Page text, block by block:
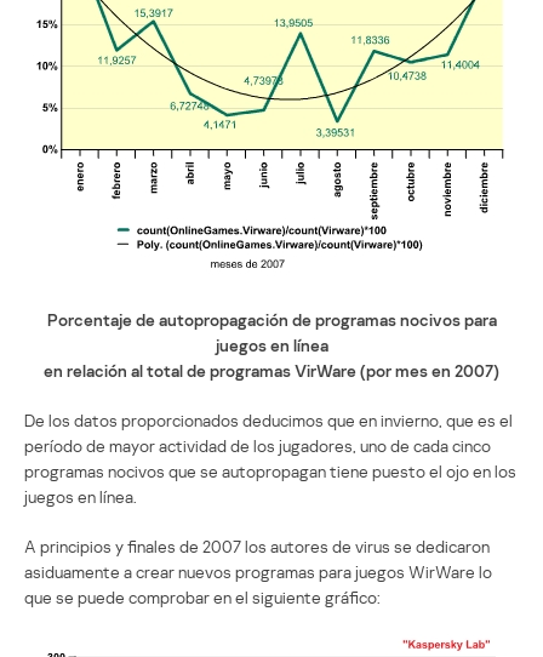
Porcentaje de autopropagación de programas nocivos para
juegos en línea
en relación al total de programas VirWare (por mes en 2007)
De los datos proporcionados deducimos que en invierno, que es el
período de mayor actividad de los jugadores, uno de cada cinco
programas nocivos que se autopropagan tiene puesto el ojo en los
juegos en línea.
A principios y finales de 2007 los autores de virus se dedicaron
asiduamente a crear nuevos programas para juegos WirWare lo
que se puede comprobar en el siguiente gráfico: